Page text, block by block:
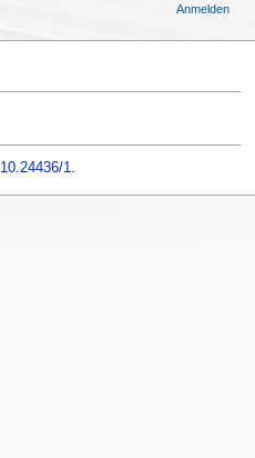
10.24436/1.
Anmelden